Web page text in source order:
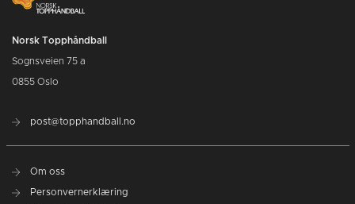
Norsk Topphåndball
Sognsveien 75 a
0855 Oslo
post@topphandball.no
Om oss
Personvernerklæring